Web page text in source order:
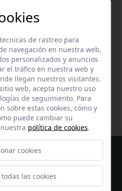
a todas tus dudasaquí
de rastreo para
navegación en nuestra web,
personalizados y anuncios
el tráfico en nuestra web y
llegan nuestros visitantes.
web, acepta nuestro uso
de seguimiento. Para
sobre estas cookies, cómo y
puede cambiar su
política de cookies.
cookies
las cookies